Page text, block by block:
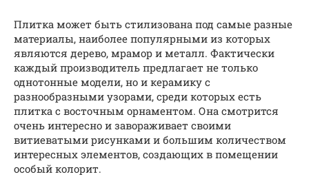
Плитка может быть стилизована под самые разные
материалы, наиболее популярными из которых
являются дерево, мрамор и металл. Фактически
каждый производитель предлагает не только
однотонные модели, но и керамику с
разнообразными узорами, среди которых есть
плитка с восточным орнаментом. Она смотрится
очень интересно и завораживает своими
витиеватыми рисунками и большим количеством
интересных элементов, создающих в помещении
особый колорит.